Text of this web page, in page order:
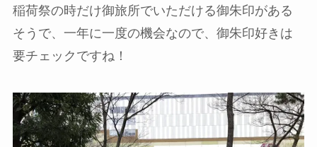
稲荷祭の時だけ御旅所でいただける御朱印がある
そうで、一年に一度の機会なので、御朱印好きは
要チェックですね！